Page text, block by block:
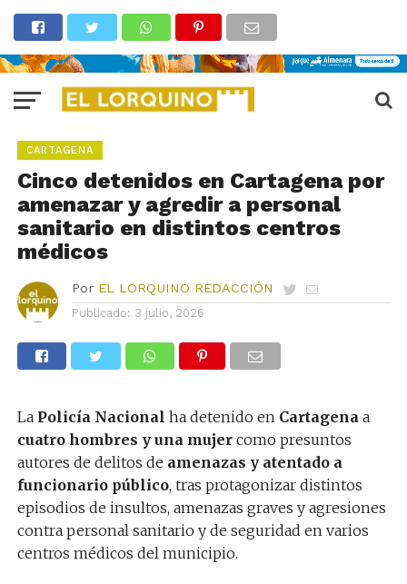
CARTAGENA
Cinco detenidos en Cartagena por
amenazar y agredir a personal
sanitario en distintos centros
médicos
Por EL LORQUINO REDACCIÓN
Publicado: 3 julio, 2026
La Policía Nacional ha detenido en Cartagenaa
cuatro hombres y una mujercomo presuntos
autores de delitos de amenazas y atentado a
funcionario público, tras protagonizar distintos
episodios de insultos, amenazas graves y agresiones
contra personal sanitario y de seguridad en varios
centros médicos del municipio.